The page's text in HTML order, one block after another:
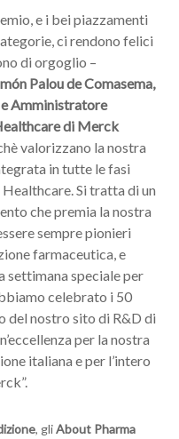
e i bei piazzamenti
ci rendono felici
di orgoglio –
Palou de Comasema,
Amministratore
di Merck
valorizzano la nostra
in tutte le fasi
Si tratta di un
che premia la nostra
sempre pionieri
farmaceutica, e
settimana speciale per
celebrato i 50
del nostro sito di R&D di
per la nostra
italiana e per l’intero
, gliAbout Pharma